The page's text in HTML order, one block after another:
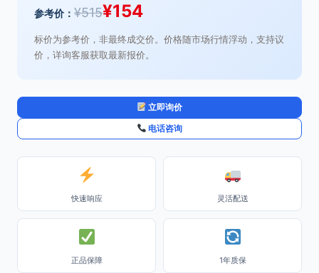
参考价： ¥515¥154
标价为参考价，非最终成交价。价格随市场行情浮动，支持议
价，详询客服获取最新报价。
立即询价
电话咨询
快速响应 灵活配送
正品保障 1年质保